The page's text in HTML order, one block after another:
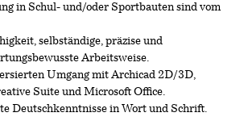
in Schul- und/oder Sportbauten sind vom
selbständige, präzise und
Arbeitsweise.
Umgang mit Archicad 2D/3D,
Suite und Microsoft Office.
Deutschkenntnisse in Wort und Schrift.